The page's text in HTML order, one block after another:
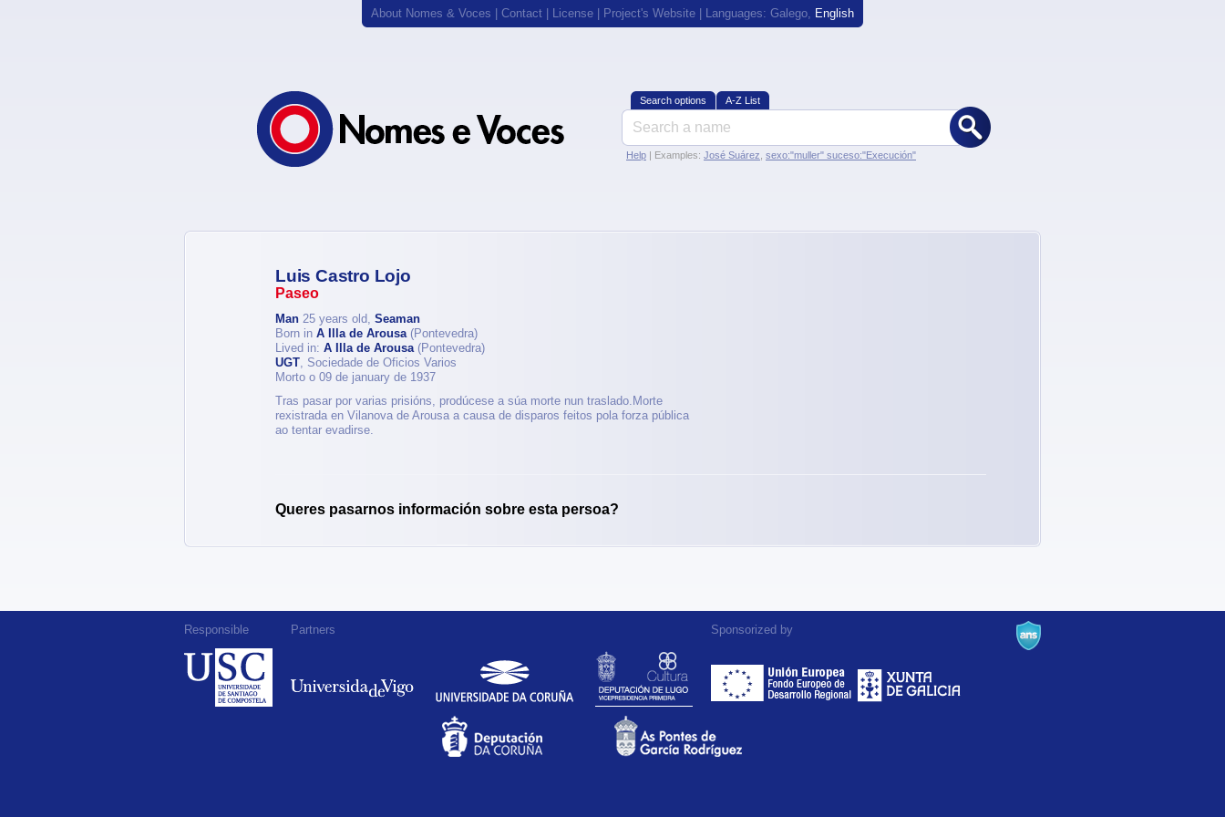
About Nomes & Voces Contact License Project's Website | Languages: Galego, English
Search options A-Z List
Help | Examples: José Suárez sexo:"muller" suceso:"Execución"
Luis Castro Lojo
Paseo
Man 25 years old, Seaman
Born in A Illa de Arousa(Pontevedra)
Lived in: A Illa de Arousa(Pontevedra)
UGT, Sociedade de Oficios Varios
Morto o 09 de january de 1937
Tras pasar por varias prisións, prodúcese a súa morte nun traslado.Morte
rexistrada en Vilanova de Arousa a causa de disparos feitos pola forza pública
ao tentar evadirse.
Queres pasarnos información sobre esta persoa?
Responsible Partners Sponsorized by